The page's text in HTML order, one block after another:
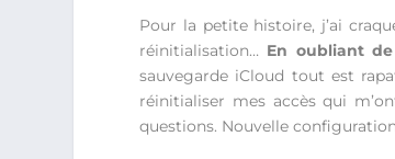
Pour la petite histoire, j’ai
réinitialisation… En oubliant
sauvegarde iCloud tout est
réinitialiser mes accès qui
questions. Nouvelle